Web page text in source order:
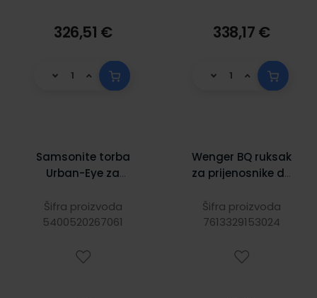
326,51 € 338,17 €
Samsonite torba
Urban-Eye za
15.6", 18 L, crna
Šifra proizvoda
5400520267061
Wenger BQ ruksak
za prijenosnike do
Šifra proizvoda
7613329153024